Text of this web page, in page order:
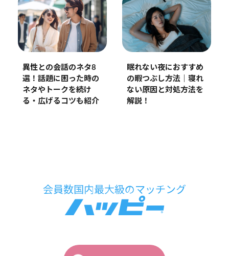
異性との会話のネタ8
選！話題に困った時の
ネタやトークを続け
る・広げるコツも紹介
眠れない夜におすすめ
の暇つぶし方法｜寝れ
ない原因と対処方法を
解説！